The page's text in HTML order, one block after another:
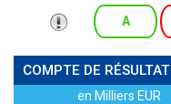
A
COMPTE DE RÉSULTAT
en Milliers EUR